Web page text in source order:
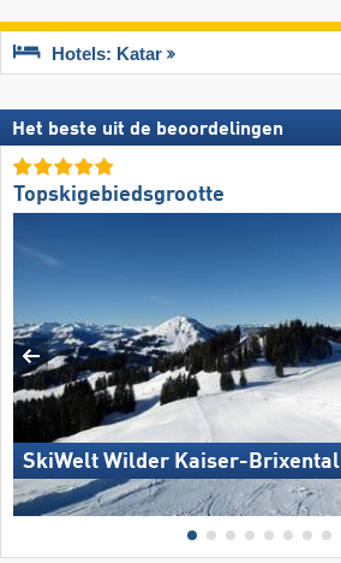
Hotels: Katar
Het beste uit de beoordelingen
Topskigebiedsgrootte
SkiWelt Wilder Kaiser-Brixental